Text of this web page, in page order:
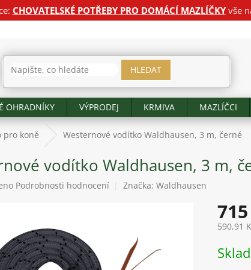
CHOVATELSKÉ POTŘEBY PRO DOMÁCÍ MAZLÍČKYvše
HLEDAT
OHRADNÍKY VÝPRODEJ KRMIVA MAZLÍČCI
pro koně Westernové vodítko Waldhausen, 3 m, černé
vodítko Waldhausen, 3 m,
Podrobnosti hodnocení Značka: Waldhausen
590,91
cena: